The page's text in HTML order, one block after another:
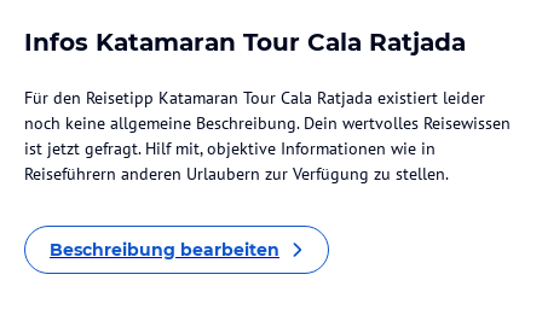
Infos Katamaran Tour Cala Ratjada
Für den Reisetipp Katamaran Tour Cala Ratjada existiert leider
noch keine allgemeine Beschreibung. Dein wertvolles Reisewissen
ist jetzt gefragt. Hilf mit, objektive Informationen wie in
Reiseführern anderen Urlaubern zur Verfügung zu stellen.
Beschreibung bearbeiten